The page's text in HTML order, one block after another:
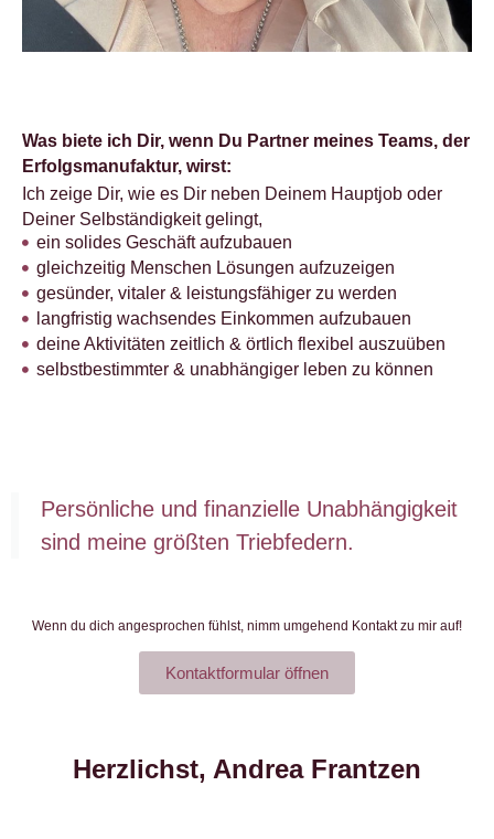
Was biete ich Dir, wenn Du Partner meines Teams, der
Erfolgsmanufaktur, wirst:
Ich zeige Dir, wie es Dir neben Deinem Hauptjob oder
Deiner Selbständigkeit gelingt,
ein solides Geschäft aufzubauen
gleichzeitig Menschen Lösungen aufzuzeigen
gesünder, vitaler & leistungsfähiger zu werden
langfristig wachsendes Einkommen aufzubauen
deine Aktivitäten zeitlich & örtlich flexibel auszuüben
selbstbestimmter & unabhängiger leben zu können
Persönliche und finanzielle Unabhängigkeit
sind meine größten Triebfedern.
Wenn du dich angesprochen fühlst, nimm umgehend Kontakt zu mir auf!
Kontaktformular öffnen
Herzlichst, Andrea Frantzen